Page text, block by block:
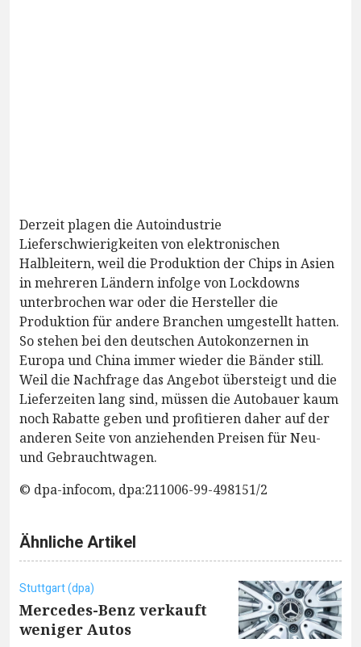
Derzeit plagen die Autoindustrie
Lieferschwierigkeiten von elektronischen
Halbleitern, weil die Produktion der Chips in Asien
in mehreren Ländern infolge von Lockdowns
unterbrochen war oder die Hersteller die
Produktion für andere Branchen umgestellt hatten.
So stehen bei den deutschen Autokonzernen in
Europa und China immer wieder die Bänder still.
Weil die Nachfrage das Angebot übersteigt und die
Lieferzeiten lang sind, müssen die Autobauer kaum
noch Rabatte geben und profitieren daher auf der
anderen Seite von anziehenden Preisen für Neu-
und Gebrauchtwagen.
© dpa-infocom, dpa:211006-99-498151/2
Ähnliche Artikel
Stuttgart (dpa)
Mercedes-Benz verkauft
weniger Autos